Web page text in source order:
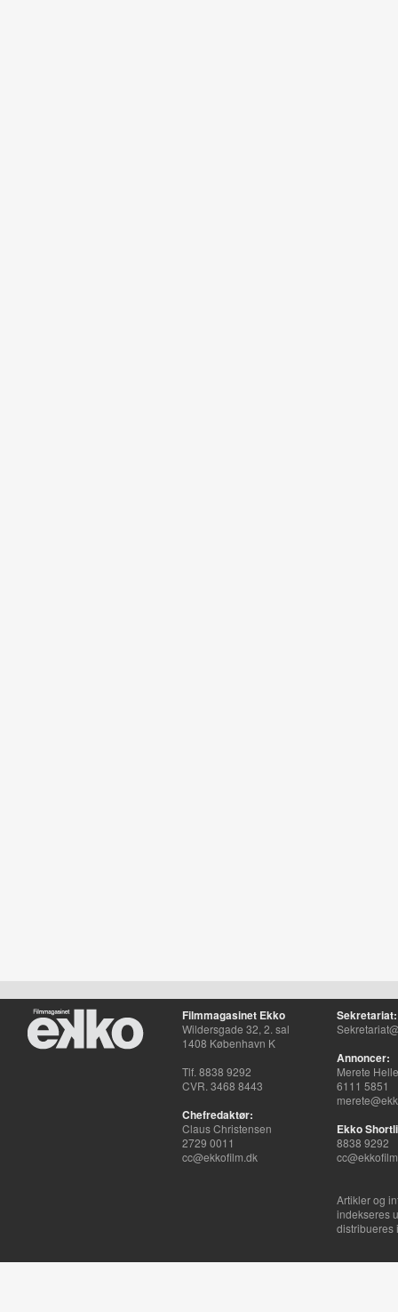
Filmmagasinet Ekko
Wildersgade 32, 2. sal
1408 København K
Tlf. 8838 9292
CVR. 3468 8443
Chefredaktør:
Claus Christensen
2729 0011
cc@ekkofilm.dk
Sekretariat:
Annoncer:
Merete
6111 5851
Ekko
8838 9292
Artikler og
indekseres
distribueres